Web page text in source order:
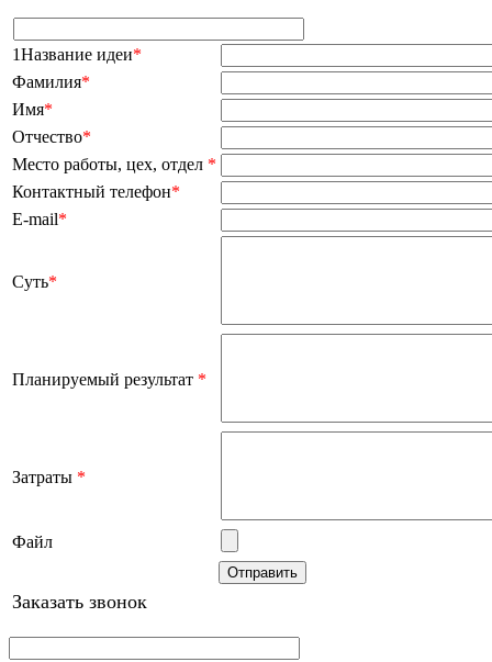
1Название идеи*
Фамилия*
Имя*
Отчество*
Место работы, цех, отдел *
Контактный телефон*
E-mail*
Суть*
Планируемый результат *
Затраты *
Файл
Заказать звонок